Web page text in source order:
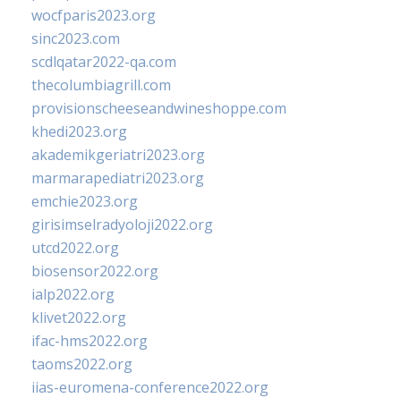
wocfparis2023.org
sinc2023.com
scdlqatar2022-qa.com
thecolumbiagrill.com
provisionscheeseandwineshoppe.com
khedi2023.org
akademikgeriatri2023.org
marmarapediatri2023.org
emchie2023.org
girisimselradyoloji2022.org
utcd2022.org
biosensor2022.org
ialp2022.org
klivet2022.org
ifac-hms2022.org
taoms2022.org
iias-euromena-conference2022.org